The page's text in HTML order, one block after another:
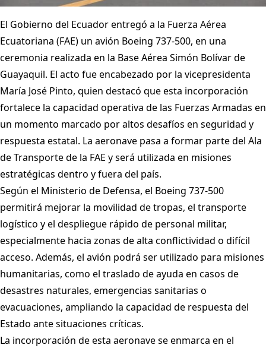
El Gobierno del Ecuador entregó a la Fuerza Aérea
Ecuatoriana (FAE) un avión Boeing 737-500, en una
ceremonia realizada en la Base Aérea Simón Bolívar de
Guayaquil. El acto fue encabezado por la vicepresidenta
María José Pinto, quien destacó que esta incorporación
fortalece la capacidad operativa de las Fuerzas Armadas en
un momento marcado por altos desafíos en seguridad y
respuesta estatal. La aeronave pasa a formar parte del Ala
de Transporte de la FAE y será utilizada en misiones
estratégicas dentro y fuera del país.
Según el Ministerio de Defensa, el Boeing 737-500
permitirá mejorar la movilidad de tropas, el transporte
logístico y el despliegue rápido de personal militar,
especialmente hacia zonas de alta conflictividad o difícil
acceso. Además, el avión podrá ser utilizado para misiones
humanitarias, como el traslado de ayuda en casos de
desastres naturales, emergencias sanitarias o
evacuaciones, ampliando la capacidad de respuesta del
Estado ante situaciones críticas.
La incorporación de esta aeronave se enmarca en el